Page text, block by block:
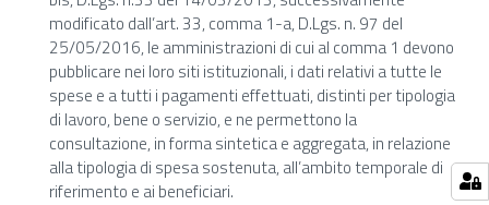
modificato dall’art. 33, comma 1-a, D.Lgs. n. 97 del
25/05/2016, le amministrazioni di cui al comma 1 devono
pubblicare nei loro siti istituzionali, i dati relativi a tutte le
spese e a tutti i pagamenti effettuati, distinti per tipologia
di lavoro, bene o servizio, e ne permettono la
consultazione, in forma sintetica e aggregata, in relazione
alla tipologia di spesa sostenuta, all’ambito temporale di
riferimento e ai beneficiari.